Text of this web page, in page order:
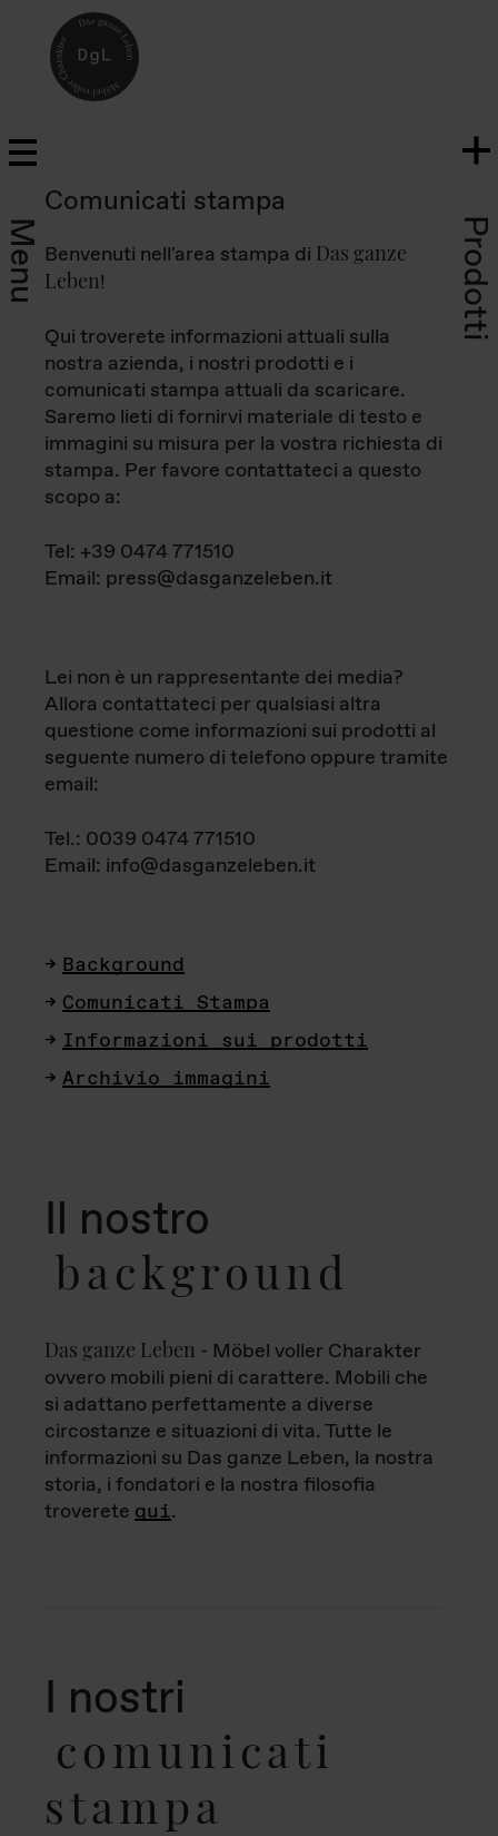
Menu Prodotti
Comunicati stampa
Benvenuti nell'area stampa di Das ganze
Leben!
Qui troverete informazioni attuali sulla
nostra azienda, i nostri prodotti e i
comunicati stampa attuali da scaricare.
Saremo lieti di fornirvi materiale di testo e
immagini su misura per la vostra richiesta di
stampa. Per favore contattateci a questo
scopo a:
Tel: +39 0474 771510
Email: press@dasganzeleben.it
Lei non è un rappresentante dei media?
Allora contattateci per qualsiasi altra
questione come informazioni sui prodotti al
seguente numero di telefono oppure tramite
email:
Tel.: 0039 0474 771510
Email: info@dasganzeleben.it
Background
Comunicati Stampa
Informazioni sui prodotti
Archivio immagini
Il nostro
background
Das ganze Leben - Möbel voller Charakter
ovvero mobili pieni di carattere. Mobili che
si adattano perfettamente a diverse
circostanze e situazioni di vita. Tutte le
informazioni su Das ganze Leben, la nostra
storia, i fondatori e la nostra filosofia
troverete qui.
I nostri
comunicati
stampa